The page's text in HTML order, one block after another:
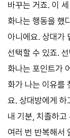
바꾸는 거죠. 이
화나는 행동을 했
아니에요. 상대가
선택할 수 있죠.
화나는 포인트가
화가 나는 이유를
요. 상대방에게 하
내 기분, 치졸하
여러 번 반복해서